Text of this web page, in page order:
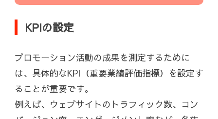
KPIの設定
プロモーション活動の成果を測定するために
は、具体的なKPI（重要業績評価指標）を設定す
ることが重要です。
例えば、ウェブサイトのトラフィック数、コン